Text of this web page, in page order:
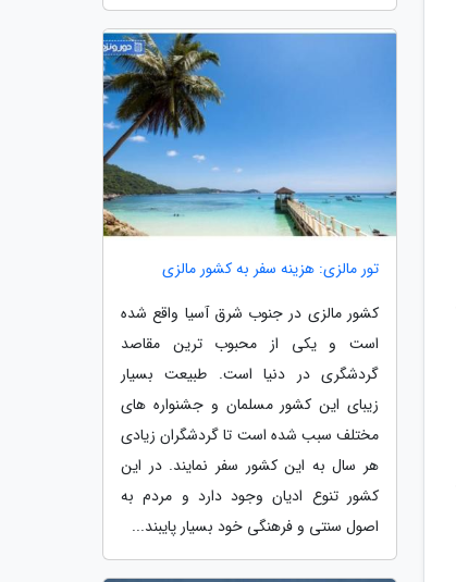
تور مالزی: هزینه سفر به کشور مالزی
کشور مالزی در جنوب شرق آسیا واقع شده
است و یکی از محبوب ترین مقاصد
گردشگری در دنیا است. طبیعت بسیار
زیبای این کشور مسلمان و جشنواره های
مختلف سبب شده است تا گردشگران زیادی
هر سال به این کشور سفر نمایند. در این
کشور تنوع ادیان وجود دارد و مردم به
اصول سنتی و فرهنگی خود بسیار پایبند...